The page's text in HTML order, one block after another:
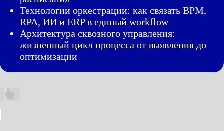
Технологии оркестрации: как связать BPM,
RPA, ИИ и ERP в единый workflow
Архитектура сквозного управления:
жизненный цикл процесса от выявления до
оптимизации